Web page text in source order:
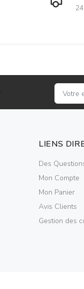
LIENS
Des
Mon Compte
Mon Panier
Avis Clients
Gestion des